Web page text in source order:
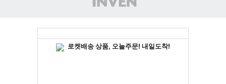
인